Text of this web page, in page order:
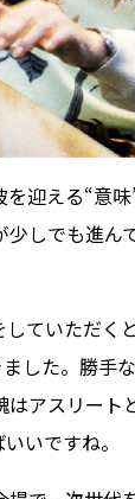
迎える“意
しでも進ん
ていただく
した。勝手
アスリート
いですね。